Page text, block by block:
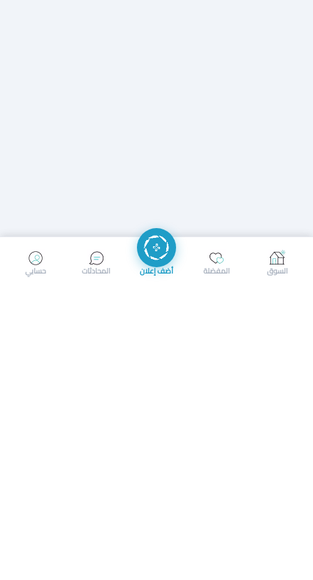
إرسال رسالة إجراء مكالمة
حسابي المحادثات أضف إعلان المفضلة السوق